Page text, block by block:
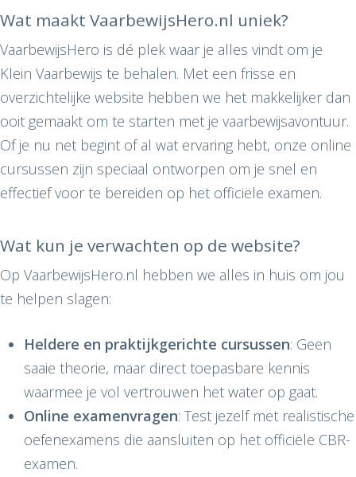
Wat maakt VaarbewijsHero.nl uniek?
VaarbewijsHero is dé plek waar je alles vindt om je
Klein Vaarbewijs te behalen. Met een frisse en
overzichtelijke website hebben we het makkelijker dan
ooit gemaakt om te starten met je vaarbewijsavontuur.
Of je nu net begint of al wat ervaring hebt, onze online
cursussen zijn speciaal ontworpen om je snel en
effectief voor te bereiden op het officiële examen.
Wat kun je verwachten op de website?
Op VaarbewijsHero.nl hebben we alles in huis om jou
te helpen slagen:
Heldere en praktijkgerichte cursussen: Geen
saaie theorie, maar direct toepasbare kennis
waarmee je vol vertrouwen het water op gaat.
Online examenvragen: Test jezelf met realistische
oefenexamens die aansluiten op het officiële CBR-
examen.